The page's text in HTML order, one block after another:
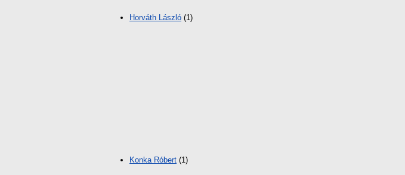
Horváth László (1)
Konka Róbert (1)